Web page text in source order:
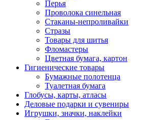
Перья
Проволока синельная
Стаканы-непроливайки
Стразы
Товары для шитья
Фломастеры
Цветная бумага, картон
Гигиенические товары
Бумажные полотенца
Туалетная бумага
Глобусы, карты, атласы
Деловые подарки и сувениры
Игрушки, значки, наклейки